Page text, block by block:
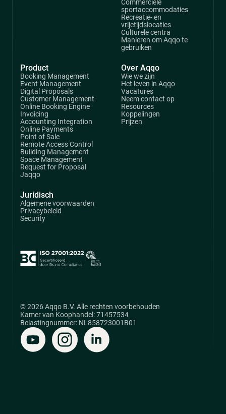
Product
Booking Management
Event Management
Digital Proposals
Customer Management
Online Booking Engine
Invoicing
Accounting Integration
Online Payments
Point of Sale
Remote Access Control
Building Management
Space Management
Request for Proposal
Jaqqo
Commerciële
sportaccommodaties
Recreatie- en
vrijetijdslocaties
Culturele centra
Manieren om Aqqo te
gebruiken
Over Aqqo
Wie we zijn
Het leven in Aqqo
Vacatures
Neem contact op
Resources
Koppelingen
Prijzen
Juridisch
Algemene voorwaarden
Privacybeleid
Security
© 2026 Aqqo B.V. Alle rechten voorbehouden
Kamer van Koophandel: 71457534
Belastingnummer: NL858723001B01